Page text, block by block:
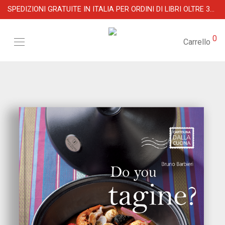
SPEDIZIONI GRATUITE IN ITALIA PER ORDINI DI LIBRI OLTRE 39 €
Carrello 0